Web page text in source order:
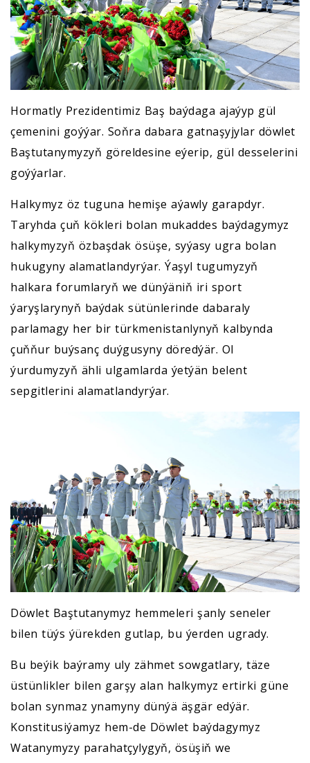
Hormatly Prezidentimiz Baş baýdaga ajaýyp gül
çemenini goýýar. Soňra dabara gatnaşyjylar döwlet
Baştutanymyzyň göreldesine eýerip, gül desselerini
goýýarlar.
Halkymyz öz tuguna hemişe aýawly garapdyr.
Taryhda çuň kökleri bolan mukaddes baýdagymyz
halkymyzyň özbaşdak ösüşe, syýasy ugra bolan
hukugyny alamatlandyrýar. Ýaşyl tugumyzyň
halkara forumlaryň we dünýäniň iri sport
ýaryşlarynyň baýdak sütünlerinde dabaraly
parlamagy her bir türkmenistanlynyň kalbynda
çuňňur buýsanç duýgusyny döredýär. Ol
ýurdumyzyň ähli ulgamlarda ýetýän belent
sepgitlerini alamatlandyrýar.
Döwlet Baştutanymyz hemmeleri şanly seneler
bilen tüýs ýürekden gutlap, bu ýerden ugrady.
Bu beýik baýramy uly zähmet sowgatlary, täze
üstünlikler bilen garşy alan halkymyz ertirki güne
bolan synmaz ynamyny dünýä äşgär edýär.
Konstitusiýamyz hem-de Döwlet baýdagymyz
Watanymyzy parahatçylygyň, ösüşiň we